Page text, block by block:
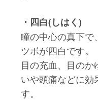
・四白(しはく)
瞳の中心の真下で
ツボが四白です。
目の充血、目のか
いや頭痛などに効
す。